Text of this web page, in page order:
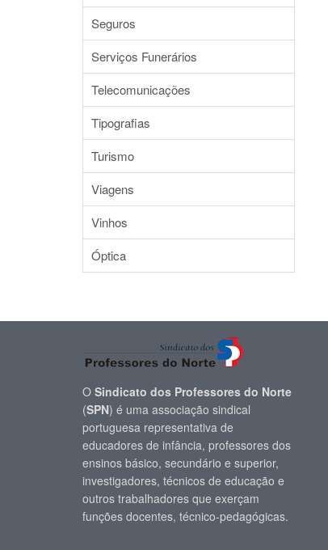
Seguros
Serviços Funerários
Telecomunicações
Tipografias
Turismo
Viagens
Vinhos
Óptica
O Sindicato dos Professores do Norte
(SPN) é uma associação sindical
portuguesa representativa de
educadores de infância, professores dos
ensinos básico, secundário e superior,
investigadores, técnicos de educação e
outros trabalhadores que exerçam
funções docentes, técnico-pedagógicas.